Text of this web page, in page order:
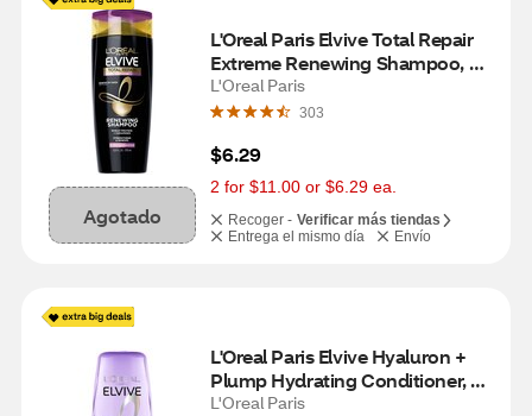
Agotado
L'Oreal Paris Elvive Total Repair
Extreme Renewing Shampoo,
12.6 OZ
L'Oreal Paris
303
$6.29
2 for $11.00 or $6.29 ea.
Recoger - Verificar más tiendas
Entrega el mismo día
Envío
L'Oreal Paris Elvive Hyaluron +
Plump Hydrating Conditioner,
12.6 OZ
L'Oreal Paris